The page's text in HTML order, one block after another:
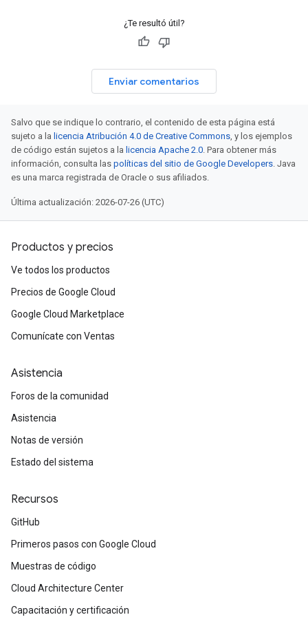
¿Te resultó útil?
Enviar comentarios
Salvo que se indique lo contrario, el contenido de esta página está
sujeto a la licencia Atribución 4.0 de Creative Commons, y los ejemplos
de código están sujetos a la licencia Apache 2.0. Para obtener más
información, consulta las políticas del sitio de Google Developers. Java
es una marca registrada de Oracle o sus afiliados.
Última actualización: 2026-07-26 (UTC)
Productos y precios
Ve todos los productos
Precios de Google Cloud
Google Cloud Marketplace
Comunícate con Ventas
Asistencia
Foros de la comunidad
Asistencia
Notas de versión
Estado del sistema
Recursos
GitHub
Primeros pasos con Google Cloud
Muestras de código
Cloud Architecture Center
Capacitación y certificación